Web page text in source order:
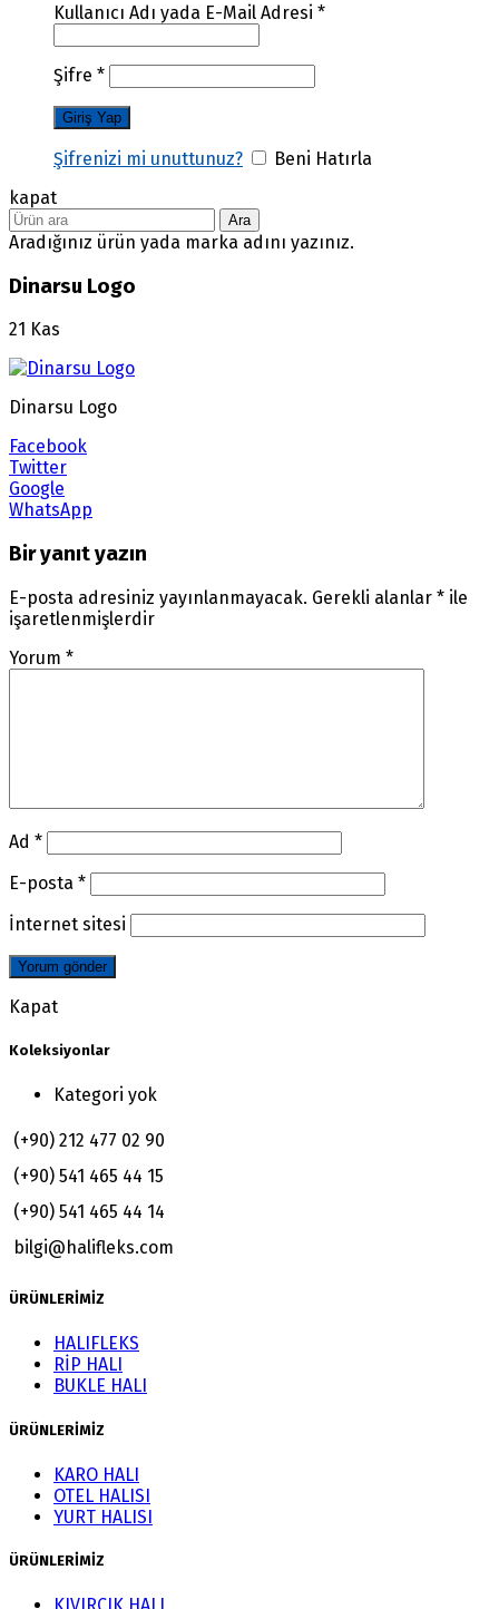
Kullanıcı Adı yada E-Mail Adresi *
Şifre *
Şifrenizi mi unuttunuz?
Beni Hatırla
kapat
Ara
Aradığınız ürün yada marka adını yazınız.
Dinarsu Logo
21 Kas
Dinarsu Logo
Facebook
Twitter
Google
WhatsApp
Bir yanıt yazın
E-posta adresiniz yayınlanmayacak. Gerekli alanlar * ile
işaretlenmişlerdir
Yorum *
Ad *
E-posta *
İnternet sitesi
Kapat
Koleksiyonlar
Kategori yok
(+90) 212 477 02 90
(+90) 541 465 44 15
(+90) 541 465 44 14
bilgi@halifleks.com
ÜRÜNLERİMİZ
HALIFLEKS
RİP HALI
BUKLE HALI
ÜRÜNLERİMİZ
KARO HALI
OTEL HALISI
YURT HALISI
ÜRÜNLERİMİZ